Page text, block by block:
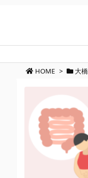
HOME > 大